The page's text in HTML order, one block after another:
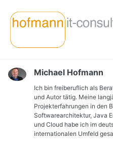
primary
navigation
content
footer
Michael Hofmann
Ich bin freiberuflich als
und Autor tätig. Meine
Projekterfahrungen in den
Softwarearchitektur, Java
und Cloud habe ich im
internationalen Umfeld